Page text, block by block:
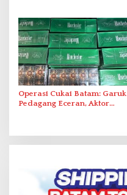
Operasi Cukai Batam: Garuk
Pedagang Eceran, Aktor